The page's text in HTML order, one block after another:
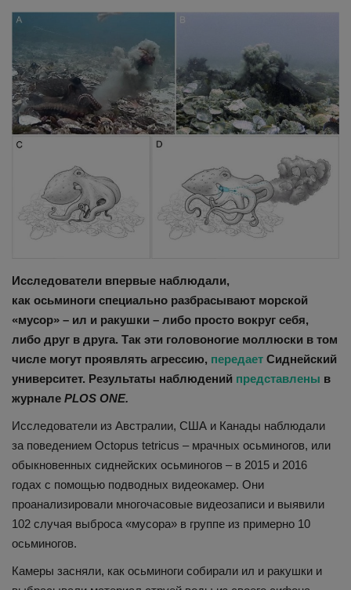
Здоровье
Наука и открытия
Исследователи впервые наблюдали,
как осьминоги специально разбрасывают морской
«мусор» – ил и ракушки – либо просто вокруг себя,
либо друг в друга. Так эти головоногие моллюски в том
числе могут проявлять агрессию, передает Сиднейский
университет. Результаты наблюдений представлены в
журнале PLOS ONE.
Исследователи из Австралии, США и Канады наблюдали
за поведением Octopus tetricus – мрачных осьминогов, или
обыкновенных сиднейских осьминогов – в 2015 и 2016
годах с помощью подводных видеокамер. Они
проанализировали многочасовые видеозаписи и выявили
102 случая выброса «мусора» в группе из примерно 10
осьминогов.
Камеры засняли, как осьминоги собирали ил и ракушки и